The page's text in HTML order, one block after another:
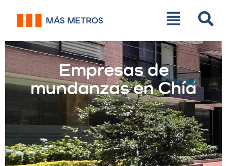
Empresas de
mundanzas en Chía